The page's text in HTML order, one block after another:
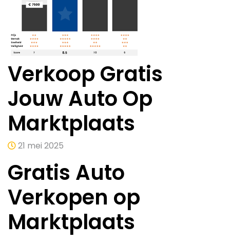
Verkoop Gratis
Jouw Auto Op
Marktplaats
21 mei 2025
Gratis Auto
Verkopen op
Marktplaats